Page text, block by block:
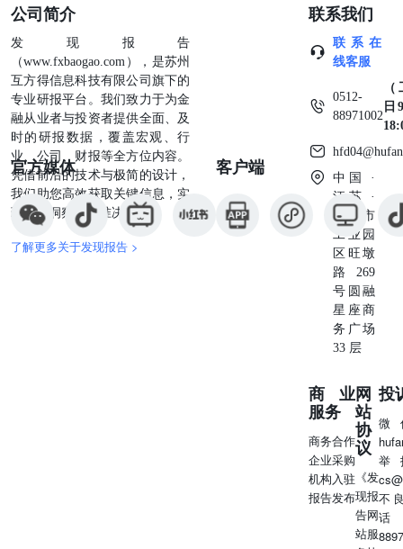
公司简介
发现报告
（www.fxbaogao.com），是苏州
互方得信息科技有限公司旗下的
专业研报平台。我们致力于为金
融从业者与投资者提供全面、及
时的研报数据，覆盖宏观、行
业、公司、财报等全方位内容。
凭借前沿的技术与极简的设计，
我们助您高效获取关键信息，实
现深度洞察与精准决策。
了解更多关于发现报告 >
官方媒体 客户端
联系我们
联系在
线客服
0512-
88971002
日
中国 ·
江苏 ·
苏州市
工业园
区旺墩
路269
号圆融
星座商
务广场
33 层
商业
服务
商务合作
企业采购
机构入驻
报告发布
网
站
协
议
《发
现报
告网
站服
投
微
举
不